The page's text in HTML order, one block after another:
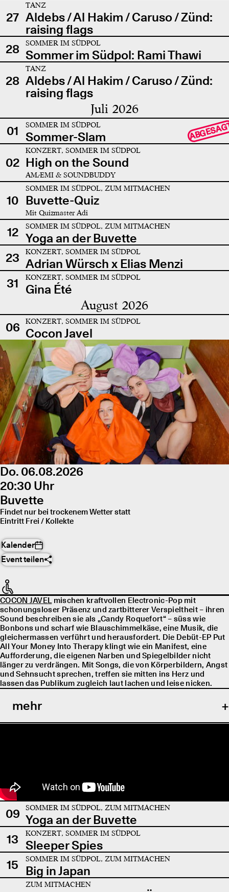
27
TANZ
Aldebs / Al Hakim / Caruso / Zünd:
raising flags
28
SOMMER IM SÜDPOL
Sommer im Südpol: Rami Thawi
28
TANZ
Aldebs / Al Hakim / Caruso / Zünd:
raising flags
Juli 2026
01 SOMMER IM SÜDPOL
Sommer-Slam
02
KONZERT, SOMMER IM SÜDPOL
High on the Sound
AMÆMI & SOUNDBUDDY
10
SOMMER IM SÜDPOL, ZUM MITMACHEN
Buvette-Quiz
Mit Quizmaster Adi
12 SOMMER IM SÜDPOL, ZUM MITMACHEN
Yoga an der Buvette
23
KONZERT, SOMMER IM SÜDPOL
Adrian Würsch x Elias Menzi
31
KONZERT, SOMMER IM SÜDPOL
Gina Été
August 2026
06 KONZERT, SOMMER IM SÜDPOL
Cocon Javel
Do. 06.08.2026
20:30 Uhr
Buvette
Findet nur bei trockenem Wetter statt
Eintritt Frei / Kollekte
Kalender
Event teilen
COCON JAVELmischen kraftvollen Electronic-Pop mit
schonungsloser Präsenz und zartbitterer Verspieltheit – ihren
Sound beschreiben sie als „Candy Roquefort“ – süss wie
Bonbons und scharf wie Blauschimmelkäse, eine Musik, die
gleichermassen verführt und herausfordert. Die Debüt-EP Put
All Your Money Into Therapy klingt wie ein Manifest, eine
Aufforderung, die eigenen Narben und Spiegelbilder nicht
länger zu verdrängen. Mit Songs, die von Körperbildern, Angst
und Sehnsucht sprechen, treffen sie mitten ins Herz und
lassen das Publikum zugleich laut lachen und leise nicken.
mehr
09 SOMMER IM SÜDPOL, ZUM MITMACHEN
Yoga an der Buvette
13
KONZERT, SOMMER IM SÜDPOL
Sleeper Spies
15
SOMMER IM SÜDPOL, ZUM MITMACHEN
Big in Japan
ZUM MITMACHEN